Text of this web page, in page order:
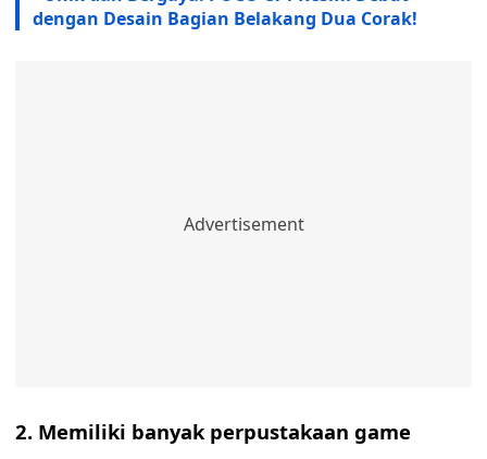
dengan Desain Bagian Belakang Dua Corak!
2. Memiliki banyak perpustakaan game